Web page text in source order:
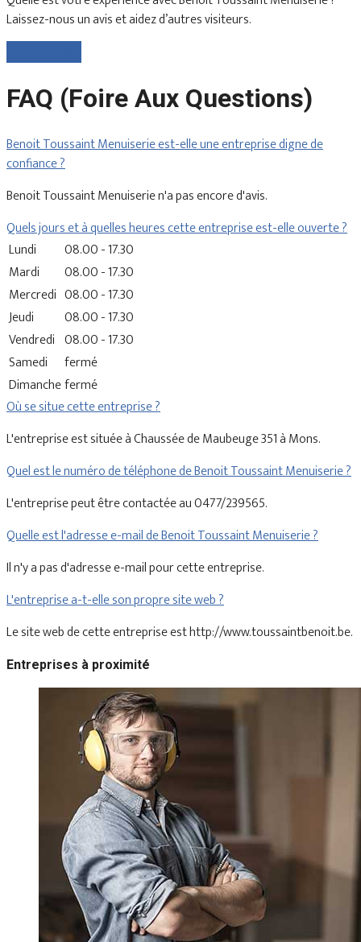
Laissez-nous un avis et aidez d’autres visiteurs.
FAQ (Foire Aux Questions)
Benoit Toussaint Menuiserie est-elle une entreprise digne de
confiance ?
Benoit Toussaint Menuiserie n'a pas encore d'avis.
Quels jours et à quelles heures cette entreprise est-elle ouverte ?
Lundi
08.00 - 17.30
Mardi
08.00 - 17.30
Mercredi 08.00 - 17.30
Jeudi
08.00 - 17.30
Vendredi 08.00 - 17.30
Samedi
fermé
Dimanchefermé
Où se situe cette entreprise ?
L'entreprise est située à Chaussée de Maubeuge 351 à Mons.
Quel est le numéro de téléphone de Benoit Toussaint Menuiserie ?
L'entreprise peut être contactée au 0477/239565.
Quelle est l'adresse e-mail de Benoit Toussaint Menuiserie ?
Il n'y a pas d'adresse e-mail pour cette entreprise.
L'entreprise a-t-elle son propre site web ?
Le site web de cette entreprise est http://www.toussaintbenoit.be.
Entreprises à proximité